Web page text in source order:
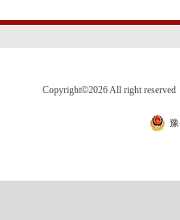
Copyright©2026 All right